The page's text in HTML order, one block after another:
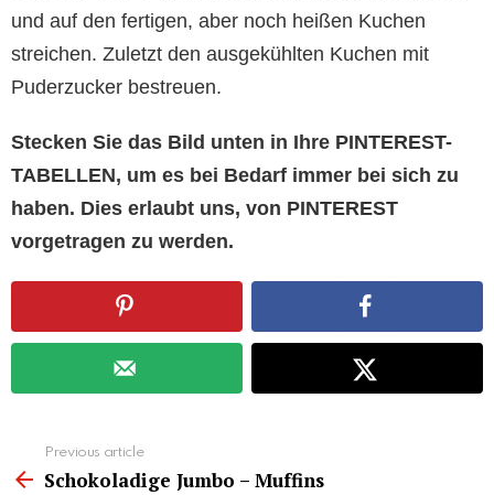
und auf den fertigen, aber noch heißen Kuchen
streichen. Zuletzt den ausgekühlten Kuchen mit
Puderzucker bestreuen.
Stecken Sie das Bild unten in Ihre PINTEREST-
TABELLEN, um es bei Bedarf immer bei sich zu
haben. Dies erlaubt uns, von PINTEREST
vorgetragen zu werden.
more
Previous article
Schokoladige Jumbo – Muffins